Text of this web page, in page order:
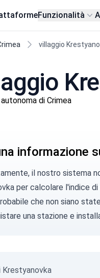
Funzionalità
villaggio
di Crimea
informazione
il nostro sistema
per calcolare l'indice di
che non siano
una stazione e